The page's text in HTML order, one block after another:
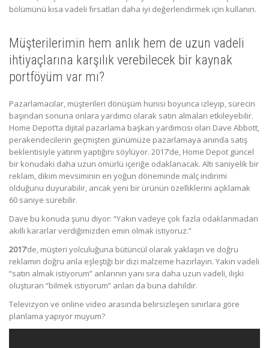
bölümünü kısa vadeli fırsatları daha iyi değerlendirmek için kullanın.
Müşterilerimin hem anlık hem de uzun vadeli
ihtiyaçlarına karşılık verebilecek bir kaynak
portföyüm var mı?
Pazarlamacılar, müşterileri dönüşüm hunisi boyunca izleyip, sürecin
başından sonuna onlara yardımcı olarak satın almaları etkileyebilir.
Home Depot’ta dijital pazarlama başkan yardımcısı olan Dave Abbott,
perakendecilerin geçmişten günümüze pazarlamaya anında satış
beklentisiyle yatırım yaptığını söylüyor. 2017’de, Home Depot güncel
bir konudaki daha uzun ömürlü içeriğe odaklanacak. Altı saniyelik bir
reklam, dikim mevsiminin en yoğun döneminde malç indirimi
olduğunu duyurabilir, ancak yeni bir ürünün özelliklerini açıklamak
60 saniye sürebilir.
Dave bu konuda şunu diyor: “Yakın vadeye çok fazla odaklanmadan
akıllı kararlar verdiğimizden emin olmak istiyoruz.”
2017‘de, müşteri yolculuğuna bütüncül olarak yaklaşın ve doğru
reklamın doğru anla eşleştiği bir dizi malzeme hazırlayın. Yakın vadeli
“satın almak istiyorum” anlarının yanı sıra daha uzun vadeli, ilişki
oluşturan “bilmek istiyorum” anları da buna dahildir.
Televizyon ve online video arasında belirsizleşen sınırlara göre
planlama yapıyor muyum?